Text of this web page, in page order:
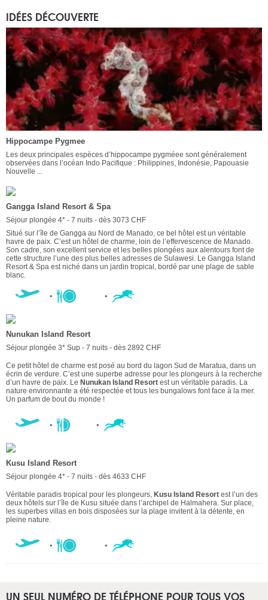
IDÉES DÉCOUVERTE
Hippocampe Pygmee
Les deux principales espèces d’hippocampe pygméee sont généralement
observées dans l’océan Indo Pacifique : Philippines, Indonésie, Papouasie
Nouvelle ...
Gangga Island Resort & Spa
Séjour plongée 4* - 7 nuits - dès 3073 CHF
Situé sur l’île de Gangga au Nord de Manado, ce bel hôtel est un véritable
havre de paix. C’est un hôtel de charme, loin de l’effervescence de Manado.
Son cadre, son excellent service et les belles plongées aux alentours font de
cette structure l’une des plus belles adresses de Sulawesi. Le Gangga Island
Resort & Spa est niché dans un jardin tropical, bordé par une plage de sable
blanc.
Nunukan Island Resort
Séjour plongée 3* Sup - 7 nuits - dès 2892 CHF
Ce petit hôtel de charme est posé au bord du lagon Sud de Maratua, dans un
écrin de verdure. C’est une superbe adresse pour les plongeurs à la recherche
d’un havre de paix. Le Nunukan Island Resort est un véritable paradis. La
nature environnante a été respectée et tous les bungalows font face à la mer.
Un parfum de bout du monde !
Kusu Island Resort
Séjour plongée 4* - 7 nuits - dès 4633 CHF
Véritable paradis tropical pour les plongeurs, Kusu Island Resort est l’un des
deux hôtels sur l’île de Kusu située dans l’archipel de Halmahera. Sur place,
les superbes villas en bois disposées sur la plage invitent à la détente, en
pleine nature.
UN SEUL NUMÉRO DE TÉLÉPHONE POUR TOUS VOS